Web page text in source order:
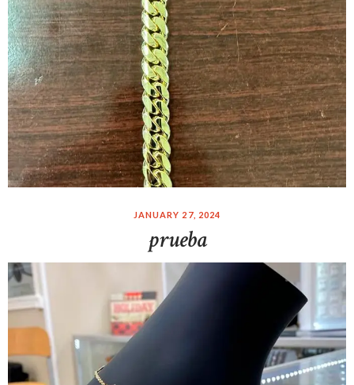
JANUARY 27, 2024
prueba